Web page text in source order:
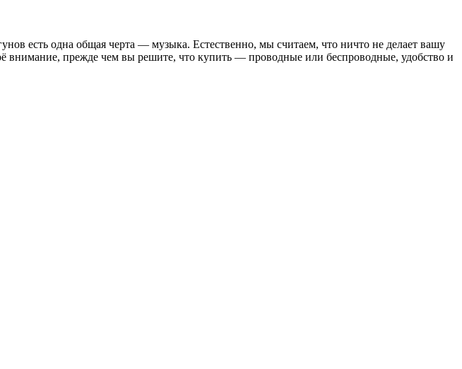
есть одна общая черта — музыка. Естественно, мы считаем, что ничто не делает вашу
внимание, прежде чем вы решите, что купить — проводные или беспроводные, удобство и